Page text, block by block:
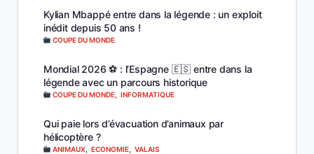
Kylian Mbappé entre dans la légende : un exploit
inédit depuis 50 ans !
COUPE DU MONDE
Mondial 2026 ⚽️ : l’Espagne 🇪🇸 entre dans la
légende avec un parcours historique
COUPE DU MONDE INFORMATIQUE
Qui paie lors d’évacuation d’animaux par
hélicoptère ?
ANIMAUX ECONOMIE VALAIS